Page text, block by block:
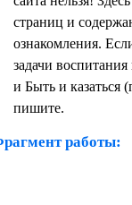
страниц и
ознакомления.
задачи
и Быть и
пишите.
работы: